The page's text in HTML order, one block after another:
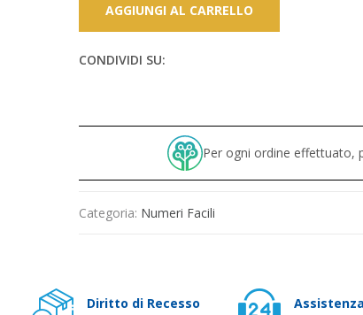
AGGIUNGI AL CARRELLO
CONDIVIDI SU:
Per ogni ordine effettuato,
Categoria: Numeri Facili
Diritto di Recesso